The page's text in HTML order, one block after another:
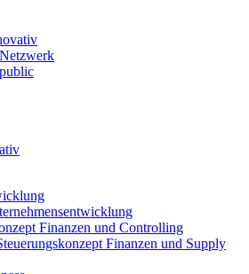
Finanzen und Controlling
Finanzen und Supply